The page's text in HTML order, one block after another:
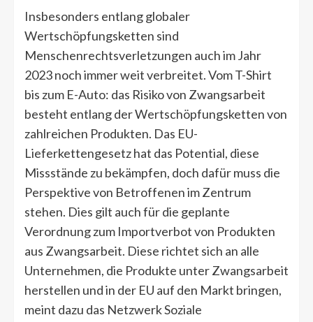
Insbesonders entlang globaler
Wertschöpfungsketten sind
Menschenrechtsverletzungen auch im Jahr
2023 noch immer weit verbreitet. Vom T-Shirt
bis zum E-Auto: das Risiko von Zwangsarbeit
besteht entlang der Wertschöpfungsketten von
zahlreichen Produkten. Das EU-
Lieferkettengesetz hat das Potential, diese
Missstände zu bekämpfen, doch dafür muss die
Perspektive von Betroffenen im Zentrum
stehen. Dies gilt auch für die geplante
Verordnung zum Importverbot von Produkten
aus Zwangsarbeit. Diese richtet sich an alle
Unternehmen, die Produkte unter Zwangsarbeit
herstellen und in der EU auf den Markt bringen,
meint dazu das Netzwerk Soziale